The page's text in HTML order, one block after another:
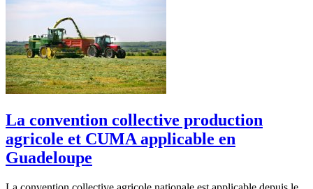
La convention collective production
agricole et CUMA applicable en
Guadeloupe